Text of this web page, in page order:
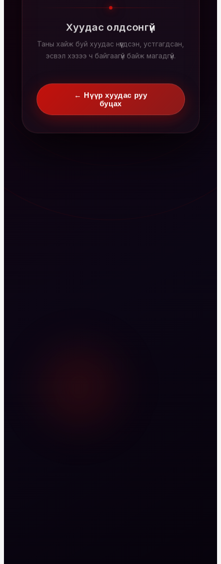
Хуудас олдсонгүй
Таны хайж буй хуудас нүүгдсэн, устгагдсан,
эсвэл хэзээ ч байгаагүй байж магадгүй.
← Нүүр хуудас руу
буцах